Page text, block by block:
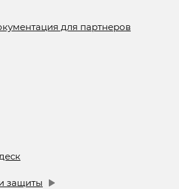
для партнеров
защиты